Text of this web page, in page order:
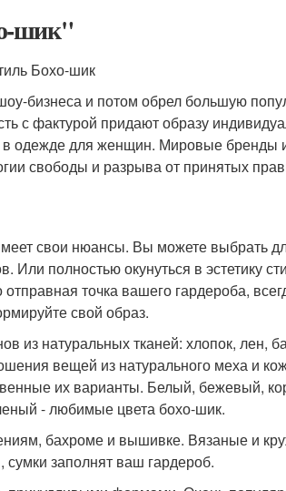
шик"
бизнеса и потом обрел большую
с фактурой придают образу
одежде для женщин. Мировые бренды
свободы и разрыва от принятых
свои нюансы. Вы можете выбрать
Или полностью окунуться в эстетику
точка вашего гардероба,
свой образ.
из натуральных тканей: хлопок, лен,
вещей из натурального меха и
их варианты. Белый, бежевый,
- любимые цвета бохо-шик.
бахроме и вышивке. Вязаные и
заполнят ваш гардероб.